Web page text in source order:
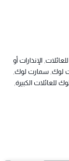
, الإنذارات أو
لوك, سمارت لوك,
للعائلات الكبيرة,